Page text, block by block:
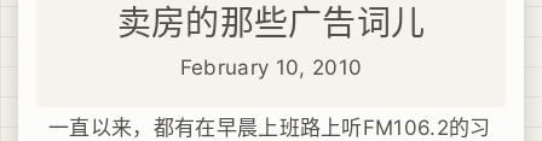
卖房的那些广告词儿
February 10, 2010
一直以来，都有在早晨上班路上听FM106.2的习